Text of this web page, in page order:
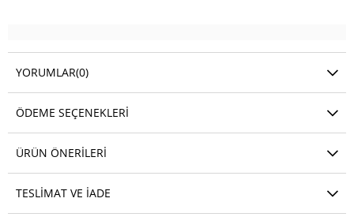
YORUMLAR(0)
ÖDEME SEÇENEKLERI
ÜRÜN ÖNERILERI
TESLIMAT VE İADE